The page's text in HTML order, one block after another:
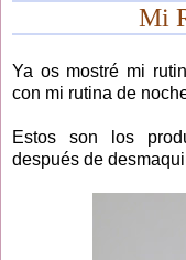
Mi
Ya os mostré mi
con mi rutina de
Estos son los
después de